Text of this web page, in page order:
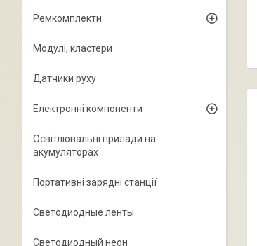
Ремкомплекти
Модулі, кластери
Датчики руху
Електронні компоненти
Освітлювальні прилади на
акумуляторах
Портативні зарядні станції
Светодиодные ленты
Светодиодный неон